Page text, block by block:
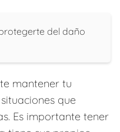
del daño
mantener tu
que
Es importante tener